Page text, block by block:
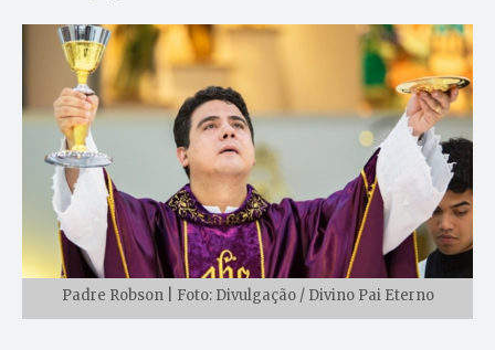
Padre Robson | Foto: Divulgação / Divino Pai Eterno